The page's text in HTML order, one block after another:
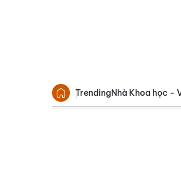
TrendingNhà Khoa học -